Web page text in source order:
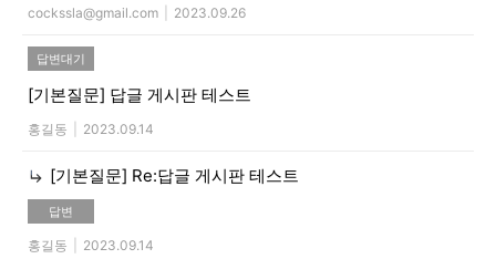
cockssla@gmail.com 2023.09.26
답변대기
[기본질문] 답글 게시판 테스트
홍길동 2023.09.14
[기본질문] Re:답글 게시판 테스트
답변
홍길동 2023.09.14